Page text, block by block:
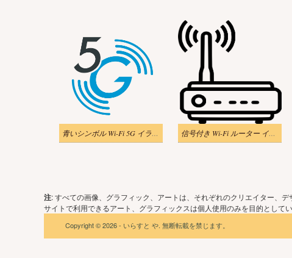
青いシンボル Wi-Fi 5G イラスト 信号付き Wi-Fi ルーター イラスト 白黒
注: すべての画像、グラフィック、アートは、それぞれのクリエイター、
サイトで利用できるアート、グラフィックスは個人使用のみを目的として
Copyright © 2026 - いらすと や. 無断転載を禁じます。